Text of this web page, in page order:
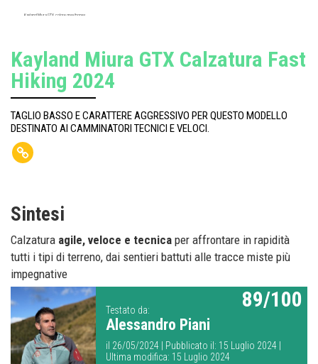
Kayland Miura GTX, colore grey/honey.
Kayland Miura GTX Calzatura Fast
Hiking 2024
TAGLIO BASSO E CARATTERE AGGRESSIVO PER QUESTO MODELLO
DESTINATO AI CAMMINATORI TECNICI E VELOCI.
Sintesi
Calzatura agile, veloce e tecnica per affrontare in rapidità
tutti i tipi di terreno, dai sentieri battuti alle tracce miste più
impegnative
Testato da:
Alessandro Piani
il 26/05/2024 | Pubblicato il: 15 Luglio 2024 |
Ultima modifica: 15 Luglio 2024
89/100